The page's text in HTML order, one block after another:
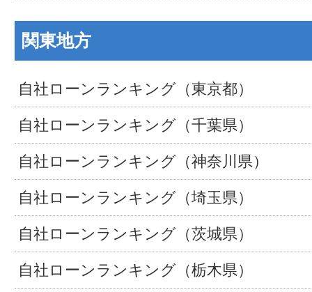
関東地方
自社ローンランキング（東京都）
自社ローンランキング（千葉県）
自社ローンランキング（神奈川県）
自社ローンランキング（埼玉県）
自社ローンランキング（茨城県）
自社ローンランキング（栃木県）